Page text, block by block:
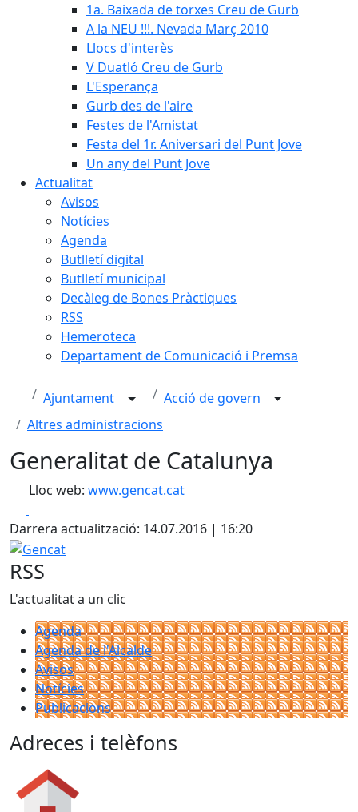
1a. Baixada de torxes Creu de Gurb
A la NEU !!!. Nevada Març 2010
Llocs d'interès
V Duatló Creu de Gurb
L'Esperança
Gurb des de l'aire
Festes de l'Amistat
Festa del 1r. Aniversari del Punt Jove
Un any del Punt Jove
Actualitat
Avisos
Notícies
Agenda
Butlletí digital
Butlletí municipal
Decàleg de Bones Pràctiques
RSS
Hemeroteca
Departament de Comunicació i Premsa
Ajuntament
Acció de govern
Altres administracions
Generalitat de Catalunya
Lloc web: www.gencat.cat
Darrera actualització: 14.07.2016 | 16:20
Gencat
RSS
L'actualitat a un clic
Agenda
Agenda de l'Alcalde
Avisos
Notícies
Publicacions
Adreces i telèfons